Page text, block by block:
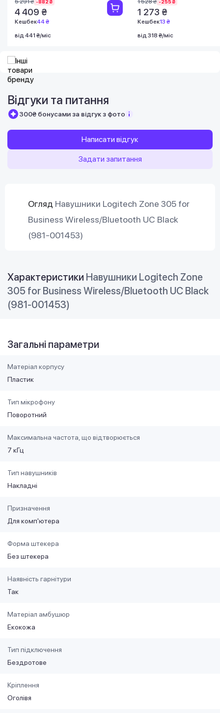
-882 ₴
4 409 ₴
Кешбек44 ₴
від 441 ₴/міс
-255 ₴
1 273 ₴
Кешбек13 ₴
від 318 ₴/міс
Відгуки та питання
300₴ бонусами за відгук з фото
Написати відгук
Задати запитання
Огляд Навушники Logitech Zone 305 for
Business Wireless/Bluetooth UC Black
(981-001453)
Характеристики Навушники Logitech Zone
305 for Business Wireless/Bluetooth UC Black
(981-001453)
Загальні параметри
Матеріал корпусу
Пластик
Тип мікрофону
Поворотний
Максимальна частота, що відтворюється
7 кГц
Тип навушників
Накладні
Призначення
Для комп'ютера
Форма штекера
Без штекера
Наявність гарнітури
Так
Матеріал амбушюр
Екокожа
Тип підключення
Бездротове
Кріплення
Оголівя